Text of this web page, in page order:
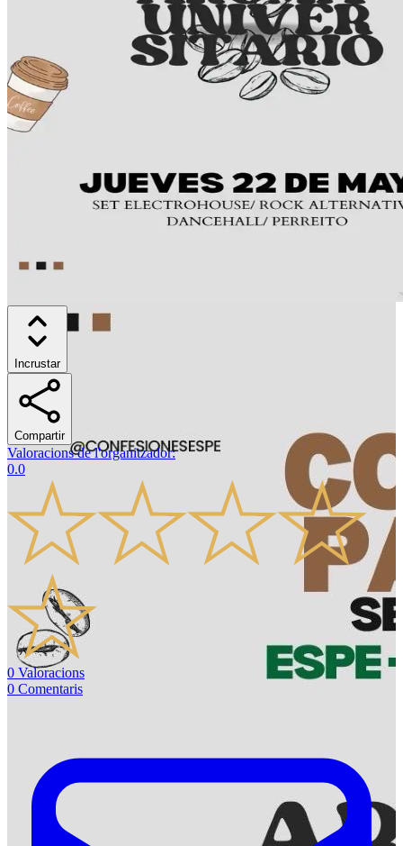
Incrustar
Compartir
Valoracions de l'organitzador:
0.0
0 Valoracions
0 Comentaris